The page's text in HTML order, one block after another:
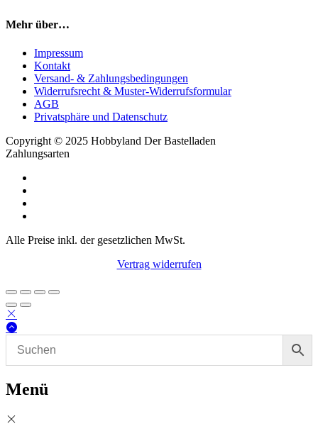
Mehr über…
Impressum
Kontakt
Versand- & Zahlungsbedingungen
Widerrufsrecht & Muster-Widerrufsformular
AGB
Privatsphäre und Datenschutz
Copyright © 2025 Hobbyland Der Bastelladen
Zahlungsarten
Alle Preise inkl. der gesetzlichen MwSt.
Vertrag widerrufen
Menü